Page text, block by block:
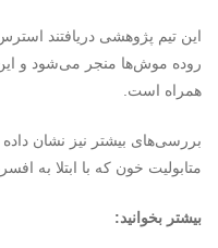
این تیم پژوهشی دریافتند
روده موش‌ها منجر می‌شود و این
همراه است.
بررسی‌های بیشتر نیز نشان
متابولیت خون که با ابتلا به
بیشتر بخوانید: